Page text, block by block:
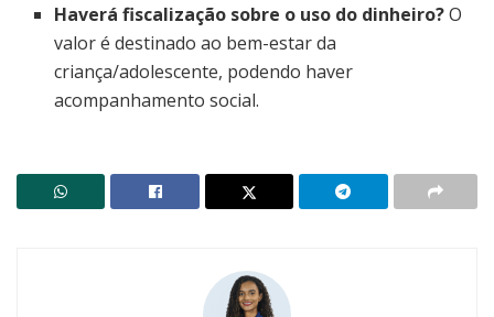
Haverá fiscalização sobre o uso do dinheiro?O
valor é destinado ao bem-estar da
criança/adolescente, podendo haver
acompanhamento social.